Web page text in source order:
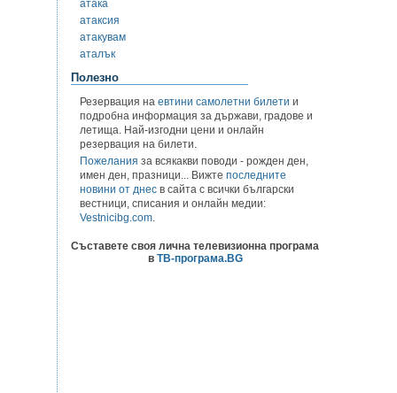
атака
атаксия
атакувам
аталък
Полезно
Резервация на евтини самолетни билети и
подробна информация за държави, градове и
летища. Най-изгодни цени и онлайн
резервация на билети.
Пожелания за всякакви поводи - рожден ден,
имен ден, празници... Вижте последните
новини от днес в сайта с всички български
вестници, списания и онлайн медии:
Vestnicibg.com.
Съставете своя лична телевизионна програма
в ТВ-програма.BG